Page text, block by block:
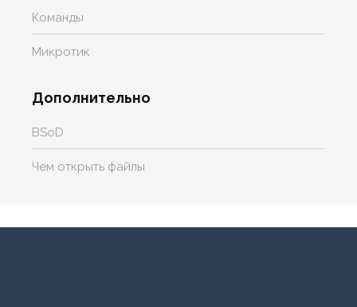
Команды
Микротик
Дополнительно
BSoD
Чем открыть файлы